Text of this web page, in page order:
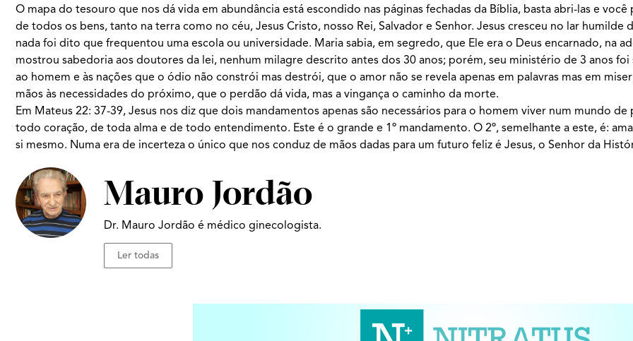
O mapa do tesouro que nos dá vida em abundância está escondido nas páginas fechadas da Bíblia, basta abri-las e
de todos os bens, tanto na terra como no céu, Jesus Cristo, nosso Rei, Salvador e Senhor. Jesus cresceu no lar humilde
nada foi dito que frequentou uma escola ou universidade. Maria sabia, em segredo, que Ele era o Deus encarnado, na
mostrou sabedoria aos doutores da lei, nenhum milagre descrito antes dos 30 anos; porém, seu ministério de 3 anos
ao homem e às nações que o ódio não constrói mas destrói, que o amor não se revela apenas em palavras mas em
mãos às necessidades do próximo, que o perdão dá vida, mas a vingança o caminho da morte.
Em Mateus 22: 37-39, Jesus nos diz que dois mandamentos apenas são necessários para o homem viver num mundo de
todo coração, de toda alma e de todo entendimento. Este é o grande e 1º mandamento. O 2º, semelhante a este, é:
si mesmo. Numa era de incerteza o único que nos conduz de mãos dadas para um futuro feliz é Jesus, o Senhor da
Mauro Jordão
Dr. Mauro Jordão é médico ginecologista.
Ler todas